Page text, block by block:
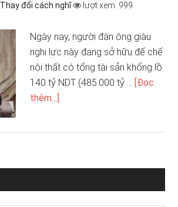
Thay đổi cách nghĩ lượt xem: 999
Ngày nay, người đàn ông giàu
nghị lực này đang sở hữu đế chế
nội thất có tổng tài sản khổng lồ
140 tỷ NDT (485.000 tỷ … [Đọc
thêm...]